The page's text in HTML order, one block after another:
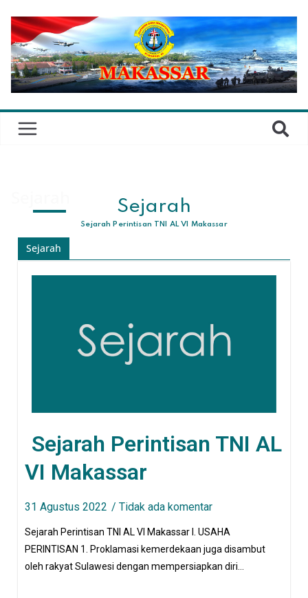
Sejarah
Sejarah Perintisan TNI AL VI Makassar
Sejarah
Sejarah Perintisan TNI AL
VI Makassar
31 Agustus 2022 Tidak ada komentar
Sejarah Perintisan TNI AL VI Makassar I. USAHA
PERINTISAN 1. Proklamasi kemerdekaan juga disambut
oleh rakyat Sulawesi dengan mempersiapkan diri…